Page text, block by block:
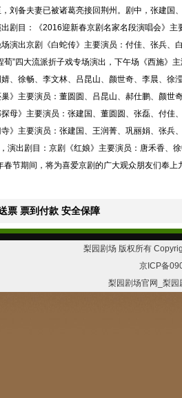
刘备夫妻已被诸葛亮接回荆州。剧中，张建
目：《2016迎新春京剧名家名段演唱会》主
演出京剧《白蛇传》主要演员：付佳、张兵、
”四大流派折子戏专场演出，下午场《西施》
婧、徐畅、李文林、吕昆山、颜世奇、李晨、徐
主要演员：董圆圆、吕昆山、郝仕鹏、颜世
》主要演员：张建国、董圆圆、张磊、付佳
主要演员：张建国、王润菁、巩丽娟、张兵
出剧目：京剧《红娘》主要演员：唐禾香、徐
期间，将为喜爱京剧的广大观众朋友们奉上
票 票到付款 安全保障
梨园剧场 版权所有
京ICP备
梨园剧场官网_梨